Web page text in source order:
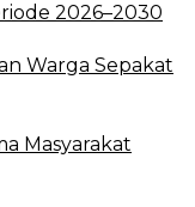
2026–2030
Warga Sepakat
Masyarakat